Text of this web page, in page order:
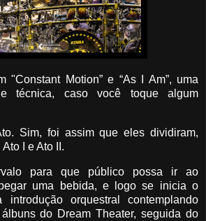
"Constant Motion” e “As I Am”, uma
técnica, caso você toque algum
Sim, foi assim que eles dividiram,
I e Ato II.
para que público possa ir ao
uma bebida, e logo se inicia o
introdução orquestral contemplando
do Dream Theater, seguida do